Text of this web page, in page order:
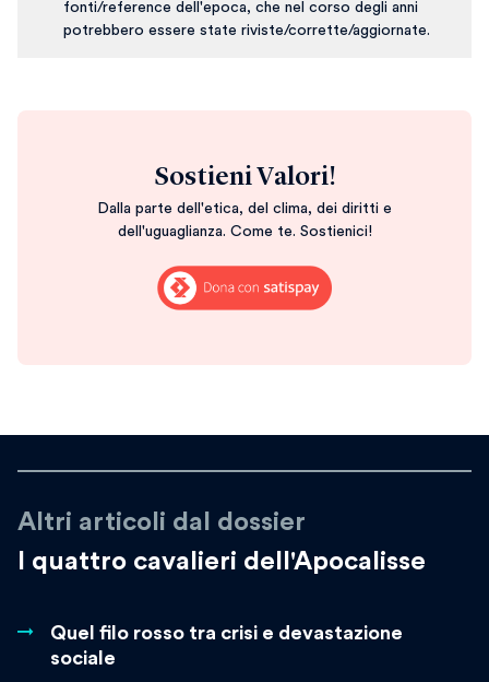
fonti/reference dell'epoca, che nel corso degli anni
potrebbero essere state riviste/corrette/aggiornate.
Sostieni Valori!
Dalla parte dell'etica, del clima, dei diritti e
dell'uguaglianza. Come te. Sostienici!
Altri articoli dal dossier
I quattro cavalieri dell'Apocalisse
Quel filo rosso tra crisi e devastazione
sociale